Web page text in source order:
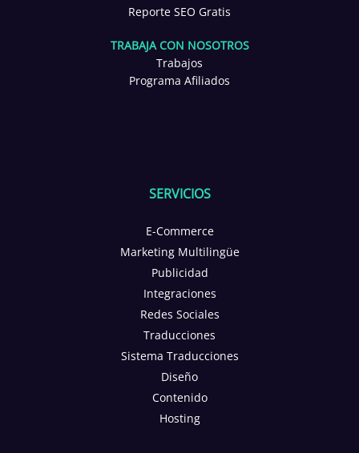
Reporte SEO Gratis
TRABAJA CON NOSOTROS
Trabajos
Programa Afiliados
SERVICIOS
E-Commerce
Marketing Multilingüe
Publicidad
Integraciones
Redes Sociales
Traducciones
Sistema Traducciones
Diseño
Contenido
Hosting